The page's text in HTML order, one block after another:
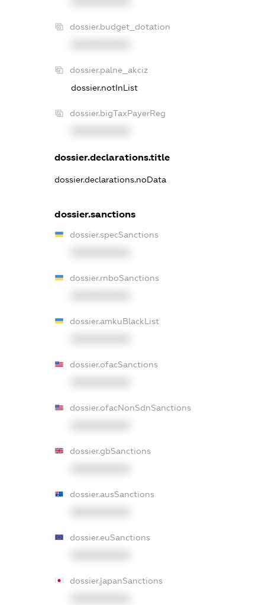
dossier.budget_dotation
dossier.palne_akciz
dossier.notInList
dossier.bigTaxPayerReg
dossier.declarations.title
dossier.declarations.noData
dossier.sanctions
dossier.specSanctions
dossier.rnboSanctions
dossier.amkuBlackList
dossier.ofacSanctions
dossier.ofacNonSdnSanctions
dossier.gbSanctions
dossier.ausSanctions
dossier.euSanctions
dossier.japanSanctions